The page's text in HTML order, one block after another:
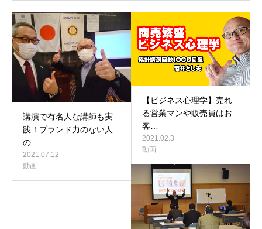
講演で有名人な講師も実
践！ブランド力のない人
の…
2021.07.12
動画
【ビジネス心理学】売れ
る営業マンや販売員はお
客…
2021.02.3
動画